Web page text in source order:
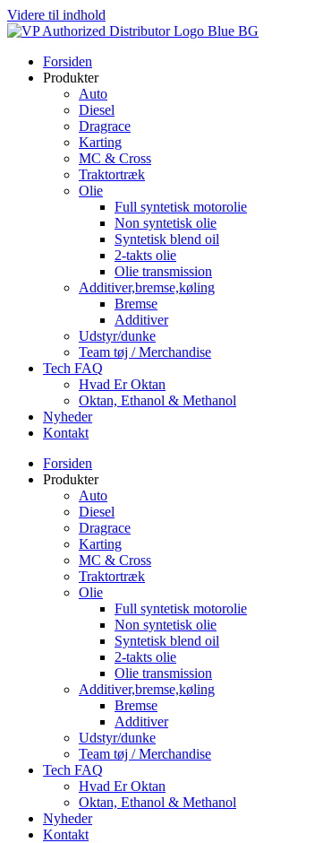
Videre til indhold
Forsiden
Produkter
Auto
Diesel
Dragrace
Karting
MC & Cross
Traktortræk
Olie
Full syntetisk motorolie
Non syntetisk olie
Syntetisk blend oil
2-takts olie
Olie transmission
Additiver,bremse,køling
Bremse
Additiver
Udstyr/dunke
Team tøj / Merchandise
Tech FAQ
Hvad Er Oktan
Oktan, Ethanol & Methanol
Nyheder
Kontakt
Forsiden
Produkter
Auto
Diesel
Dragrace
Karting
MC & Cross
Traktortræk
Olie
Full syntetisk motorolie
Non syntetisk olie
Syntetisk blend oil
2-takts olie
Olie transmission
Additiver,bremse,køling
Bremse
Additiver
Udstyr/dunke
Team tøj / Merchandise
Tech FAQ
Hvad Er Oktan
Oktan, Ethanol & Methanol
Nyheder
Kontakt